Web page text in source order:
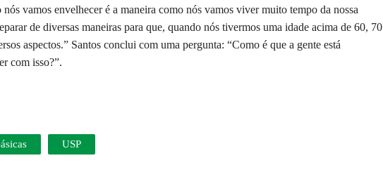
vamos envelhecer é a maneira como nós vamos viver muito tempo da nossa
de diversas maneiras para que, quando nós tivermos uma idade acima de 60, 70
aspectos.” Santos conclui com uma pergunta: “Como é que a gente está
com isso?”.
USP